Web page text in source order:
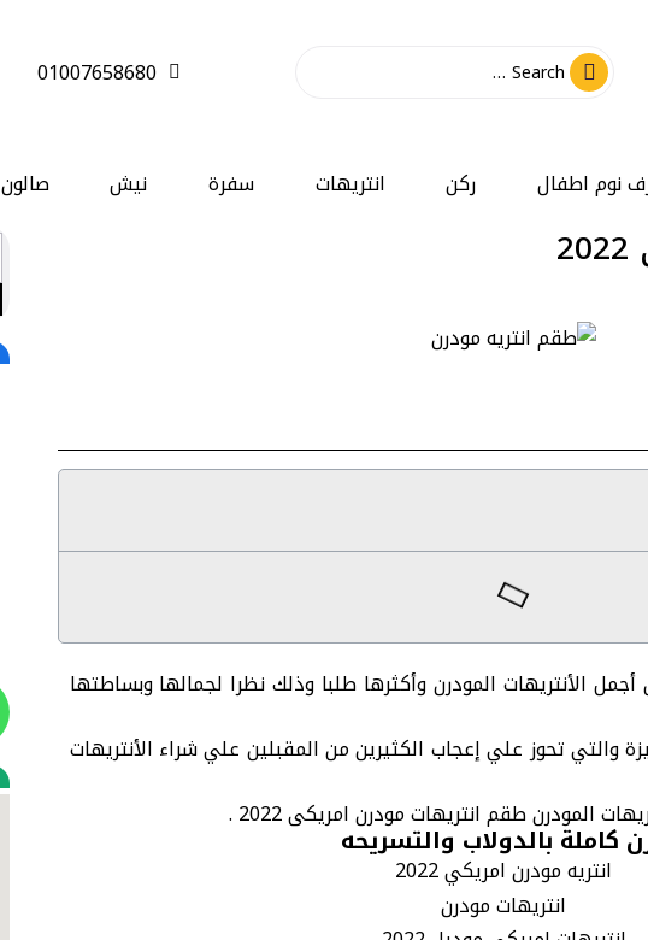
01007658680
نوم اطفال ركن انتريهات سفرة نيش صالون
الأنتريهات المودرن وأكثرها طلبا وذلك نظرا لجمالها وبساطتها
والتي تحوز علي إعجاب الكثيرين من المقبلين علي شراء الأنتريهات
المودرن طقمانتريهات مودرن امريكى 2022 .
بالدولاب والتسريحه